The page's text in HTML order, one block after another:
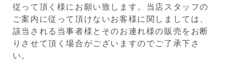
従って頂く様にお願い致します。当店スタッフの
ご案内に従って頂けないお客様に関しましては、
該当される当事者様とそのお連れ様の販売をお断
りさせて頂く場合がございますのでご了承下さ
い。